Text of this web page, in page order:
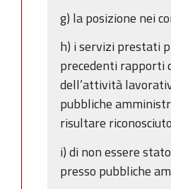
g) la posizione nei
h) i servizi prestati
precedenti rapporti
dell’attività
pubbliche
risultare
i) di non essere
presso pubbliche